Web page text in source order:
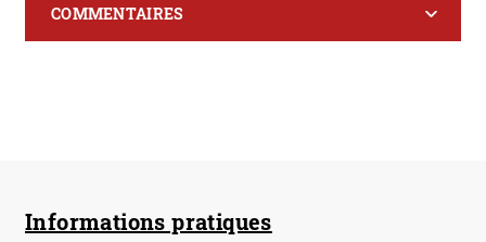
COMMENTAIRES
Informations pratiques